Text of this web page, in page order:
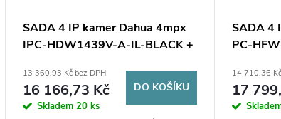
SADA 4 IP kamer Dahua 4mpx
IPC-HDW1439V-A-IL-BLACK +
13 360,93 Kč bez DPH
16 166,73 Kč
Skladem 20 ks
DO KOŠÍKU
SADA 4
PC-
14 710,36
17